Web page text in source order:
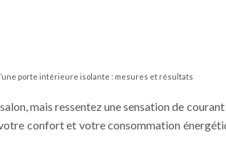
porte intérieure isolante : mesures et résultats
mais ressentez une sensation de
confort et votre consommation